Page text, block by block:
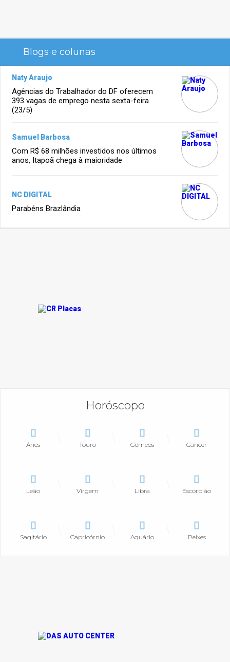
Blogs e colunas
Naty Araujo
Agências do Trabalhador do DF oferecem
393 vagas de emprego nesta sexta-feira
(23/5)
Samuel Barbosa
Com R$ 68 milhões investidos nos últimos
anos, Itapoã chega à maioridade
NC DIGITAL
Parabéns Brazlândia
Horóscopo
Áries Touro Gêmeos Câncer
Leão Virgem Libra Escorpião
Sagitário Capricórnio Aquário Peixes